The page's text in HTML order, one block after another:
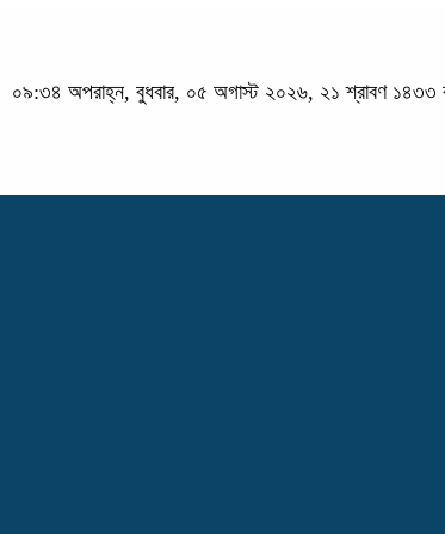
০৯:৩৪ অপরাহ্ন, বুধবার, ০৫ অগাস্ট ২০২৬, ২১ শ্রাবণ ১৪৩৩